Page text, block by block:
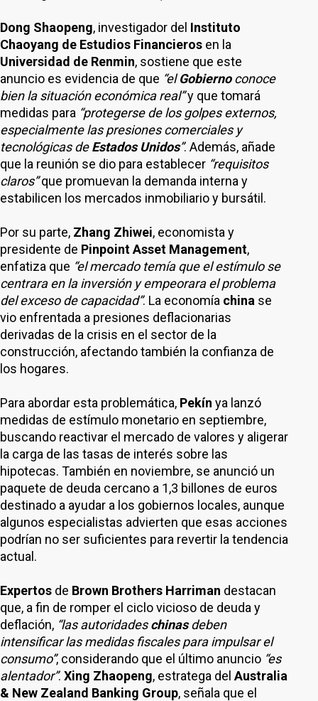
Dong Shaopeng, investigador del Instituto
Chaoyang de Estudios Financieros en la
Universidad de Renmin, sostiene que este
anuncio es evidencia de que “elGobiernoconoce
bien la situación económica real”y que tomará
medidas para “protegerse de los golpes externos,
especialmente las presiones comerciales y
tecnológicas deEstados Unidos”. Además, añade
que la reunión se dio para establecer “requisitos
claros”que promuevan la demanda interna y
estabilicen los mercados inmobiliario y bursátil.
Por su parte, Zhang Zhiwei, economista y
presidente de Pinpoint Asset Management,
enfatiza que “el mercado temía que el estímulo se
centrara en la inversión y empeorara el problema
del exceso de capacidad”. La economía china se
vio enfrentada a presiones deflacionarias
derivadas de la crisis en el sector de la
construcción, afectando también la confianza de
los hogares.
Para abordar esta problemática, Pekín ya lanzó
medidas de estímulo monetario en septiembre,
buscando reactivar el mercado de valores y aligerar
la carga de las tasas de interés sobre las
hipotecas. También en noviembre, se anunció un
paquete de deuda cercano a 1,3 billones de euros
destinado a ayudar a los gobiernos locales, aunque
algunos especialistas advierten que esas acciones
podrían no ser suficientes para revertir la tendencia
actual.
Expertos de Brown Brothers Harriman destacan
que, a fin de romper el ciclo vicioso de deuda y
deflación, “las autoridadeschinasdeben
intensificar las medidas fiscales para impulsar el
consumo”, considerando que el último anuncio “es
alentador”. Xing Zhaopeng, estratega del Australia
& New Zealand Banking Group, señala que el